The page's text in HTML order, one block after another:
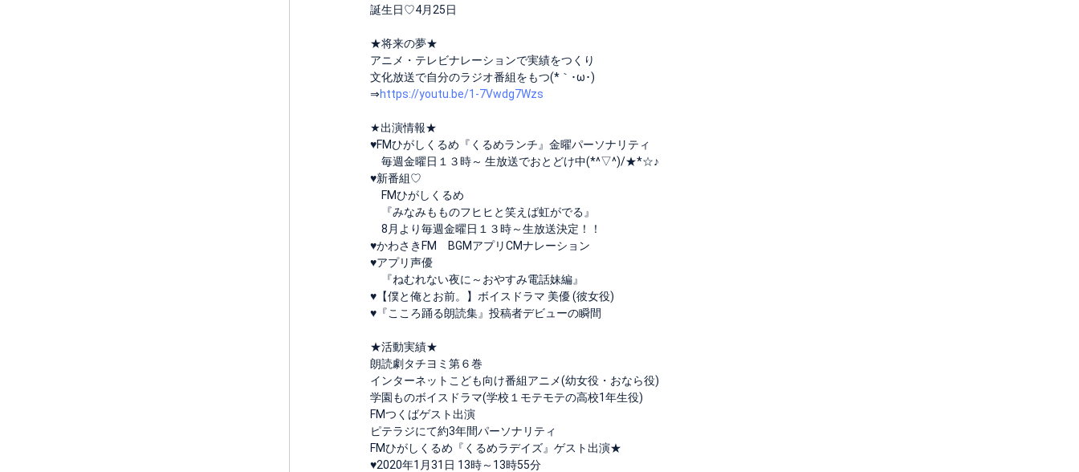
誕生日♡4月25日
★将来の夢★
アニメ・テレビナレーションで実績をつくり
文化放送で自分のラジオ番組をもつ(*｀･ω･)ゞ
⇒https://youtu.be/1-7Vwdg7Wzs
★出演情報★
♥FMひがしくるめ『くるめランチ』金曜パーソナリティ
毎週金曜日１３時～ 生放送でおとどけ中(*^▽^)/★*☆♪
♥新番組♡
FMひがしくるめ
『みなみもものフヒヒと笑えば虹がでる』
8月より毎週金曜日１３時～生放送決定！！
♥かわさきFM BGMアプリCMナレーション
♥アプリ声優
『ねむれない夜に～おやすみ電話妹編』
♥️【僕と俺とお前。】ボイスドラマ 美優 (彼女役)
♥️『こころ踊る朗読集』投稿者デビューの瞬間
★活動実績★
朗読劇タチヨミ第６巻
インターネットこども向け番組アニメ(幼女役・おなら役)
学園ものボイスドラマ(学校１モテモテの高校1年生役)
FMつくばゲスト出演
ピテラジにて約3年間パーソナリティ
FMひがしくるめ『くるめラデイズ』ゲスト出演★
♥️2020年1月31日 13時～13時55分